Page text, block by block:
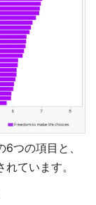
つの項目と、
ています。